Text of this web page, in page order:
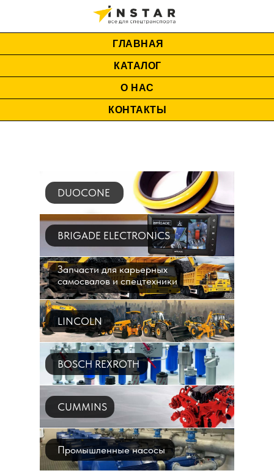
ГЛАВНАЯ
КАТАЛОГ
О НАС
КОНТАКТЫ
DUOCONE
BRIGADE ELECTRONICS
Запчасти для карьерных
самосвалов и спецтехники
LINCOLN
BOSCH REXROTH
CUMMINS
Промышленные насосы